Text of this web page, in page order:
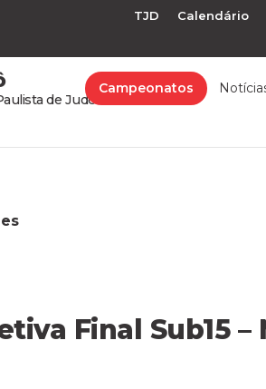
TJD Calendário
de Judô
Campeonatos
Final Sub15